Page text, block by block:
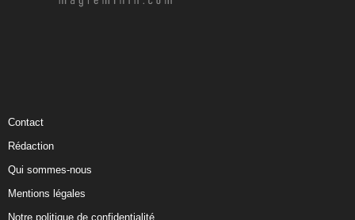
Contact
Rédaction
Qui sommes-nous
Mentions légales
Notre politique de confidentialité